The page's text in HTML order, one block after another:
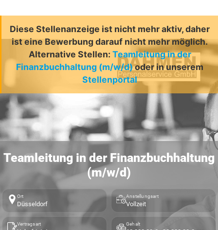
Diese Stellenanzeige ist nicht mehr aktiv, daher
ist eine Bewerbung darauf nicht mehr möglich.
Alternative Stellen: Teamleitung in der
Finanzbuchhaltung (m/w/d)oder in unserem
Stellenportal
Teamleitung in der Finanzbuchhaltung
(m/w/d)
Ort
Düsseldorf
Anstellungsart
Vollzeit
Vertragsart Gehalt